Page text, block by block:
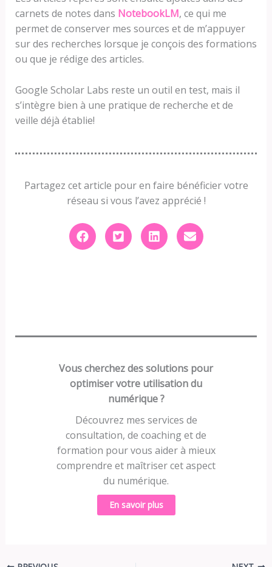
carnets de notes dans NotebookLM, ce qui me
permet de conserver mes sources et de m’appuyer
sur des recherches lorsque je conçois des formations
ou que je rédige des articles.
Google Scholar Labs reste un outil en test, mais il
s’intègre bien à une pratique de recherche et de
veille déjà établie!
Partagez cet article pour en faire bénéficier votre
réseau si vous l’avez apprécié !
Vous cherchez des solutions pour
optimiser votre utilisation du
numérique ?
Découvrez mes services de
consultation, de coaching et de
formation pour vous aider à mieux
comprendre et maîtriser cet aspect
du numérique.
En savoir plus